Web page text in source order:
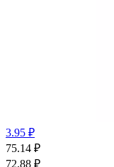
3.95 ₽
75.14 ₽
72.88 ₽